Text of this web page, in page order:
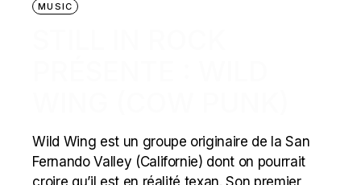
MUSIC
Wild Wing est un groupe originaire de la San
Fernando Valley (Californie) dont on pourrait
croire qu’il est en réalité texan. Son premier